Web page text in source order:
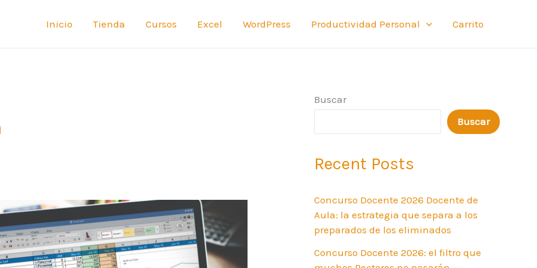
Inicio Tienda Cursos Excel WordPress Productividad Personal Carrito
Buscar
Buscar
Recent Posts
Concurso Docente 2026 Docente de
Aula: la estrategia que separa a los
preparados de los eliminados
Concurso Docente 2026: el filtro que